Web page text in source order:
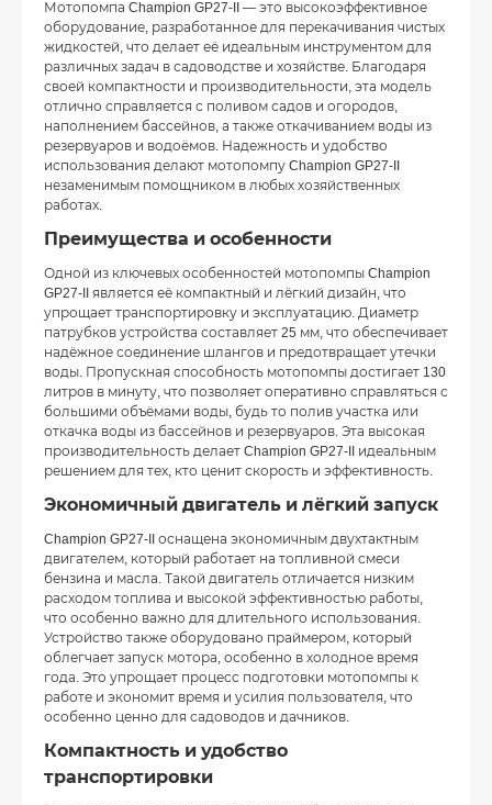
Мотопомпа Champion GP27-II — это высокоэффективное
оборудование, разработанное для перекачивания чистых
жидкостей, что делает её идеальным инструментом для
различных задач в садоводстве и хозяйстве. Благодаря
своей компактности и производительности, эта модель
отлично справляется с поливом садов и огородов,
наполнением бассейнов, а также откачиванием воды из
резервуаров и водоёмов. Надежность и удобство
использования делают мотопомпу Champion GP27-II
незаменимым помощником в любых хозяйственных
работах.
Преимущества и особенности
Одной из ключевых особенностей мотопомпы Champion
GP27-II является её компактный и лёгкий дизайн, что
упрощает транспортировку и эксплуатацию. Диаметр
патрубков устройства составляет 25 мм, что обеспечивает
надёжное соединение шлангов и предотвращает утечки
воды. Пропускная способность мотопомпы достигает 130
литров в минуту, что позволяет оперативно справляться с
большими объёмами воды, будь то полив участка или
откачка воды из бассейнов и резервуаров. Эта высокая
производительность делает Champion GP27-II идеальным
решением для тех, кто ценит скорость и эффективность.
Экономичный двигатель и лёгкий запуск
Champion GP27-II оснащена экономичным двухтактным
двигателем, который работает на топливной смеси
бензина и масла. Такой двигатель отличается низким
расходом топлива и высокой эффективностью работы,
что особенно важно для длительного использования.
Устройство также оборудовано праймером, который
облегчает запуск мотора, особенно в холодное время
года. Это упрощает процесс подготовки мотопомпы к
работе и экономит время и усилия пользователя, что
особенно ценно для садоводов и дачников.
Компактность и удобство
транспортировки